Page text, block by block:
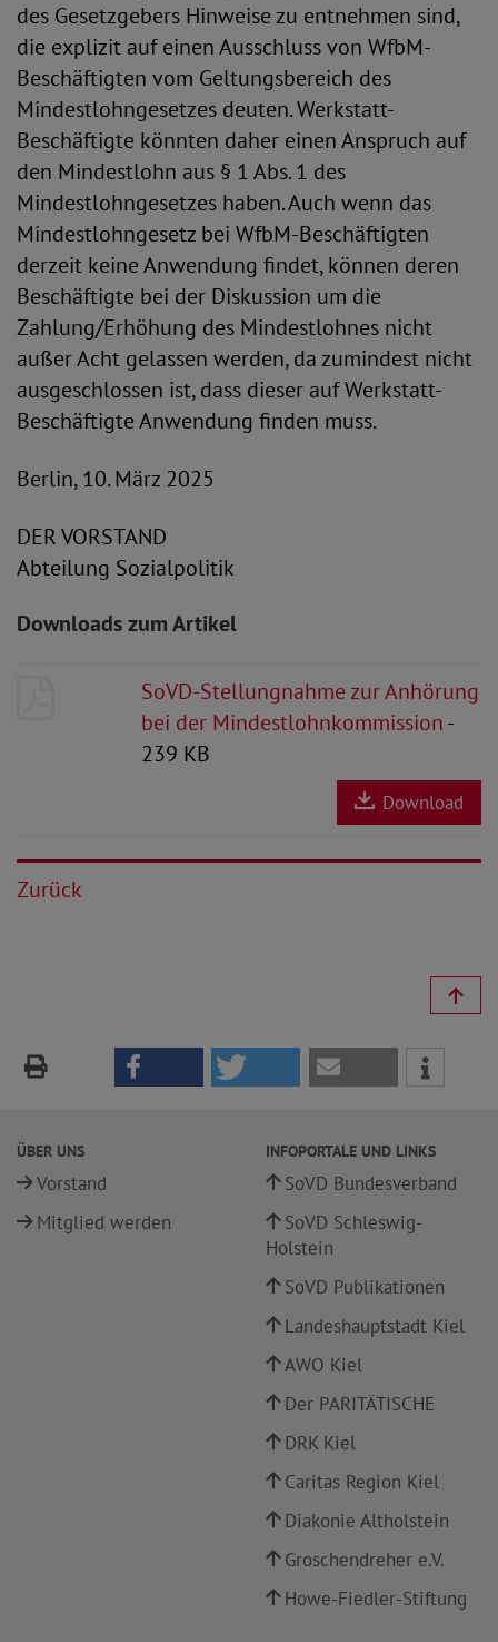
des Gesetzgebers Hinweise zu entnehmen sind,
die explizit auf einen Ausschluss von WfbM-
Beschäftigten vom Geltungsbereich des
Mindestlohngesetzes deuten. Werkstatt-
Beschäftigte könnten daher einen Anspruch auf
den Mindestlohn aus § 1 Abs. 1 des
Mindestlohngesetzes haben. Auch wenn das
Mindestlohngesetz bei WfbM-Beschäftigten
derzeit keine Anwendung findet, können deren
Beschäftigte bei der Diskussion um die
Zahlung/Erhöhung des Mindestlohnes nicht
außer Acht gelassen werden, da zumindest nicht
ausgeschlossen ist, dass dieser auf Werkstatt-
Beschäftigte Anwendung finden muss.
Berlin, 10. März 2025
DER VORSTAND
Abteilung Sozialpolitik
Downloads zum Artikel
SoVD-Stellungnahme zur Anhörung
bei der Mindestlohnkommission-
239 KB
Download
Zurück
ÜBER UNS
Vorstand
Mitglied werden
INFOPORTALE UND LINKS
SoVD Bundesverband
SoVD Schleswig-
Holstein
SoVD Publikationen
Landeshauptstadt Kiel
AWO Kiel
Der PARITÄTISCHE
DRK Kiel
Caritas Region Kiel
Diakonie Altholstein
Groschendreher e.V.
Howe-Fiedler-Stiftung